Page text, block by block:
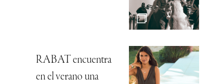
RABAT encuentra
en el verano una